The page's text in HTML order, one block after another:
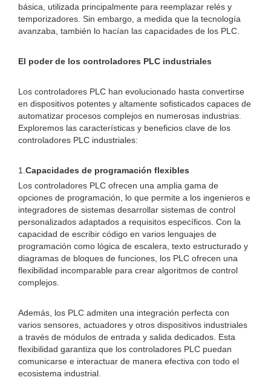
básica, utilizada principalmente para reemplazar relés y
temporizadores. Sin embargo, a medida que la tecnología
avanzaba, también lo hacían las capacidades de los PLC.
El poder de los controladores PLC industriales
Los controladores PLC han evolucionado hasta convertirse
en dispositivos potentes y altamente sofisticados capaces de
automatizar procesos complejos en numerosas industrias.
Exploremos las características y beneficios clave de los
controladores PLC industriales:
1. Capacidades de programación flexibles
Los controladores PLC ofrecen una amplia gama de
opciones de programación, lo que permite a los ingenieros e
integradores de sistemas desarrollar sistemas de control
personalizados adaptados a requisitos específicos. Con la
capacidad de escribir código en varios lenguajes de
programación como lógica de escalera, texto estructurado y
diagramas de bloques de funciones, los PLC ofrecen una
flexibilidad incomparable para crear algoritmos de control
complejos.
Además, los PLC admiten una integración perfecta con
varios sensores, actuadores y otros dispositivos industriales
a través de módulos de entrada y salida dedicados. Esta
flexibilidad garantiza que los controladores PLC puedan
comunicarse e interactuar de manera efectiva con todo el
ecosistema industrial.